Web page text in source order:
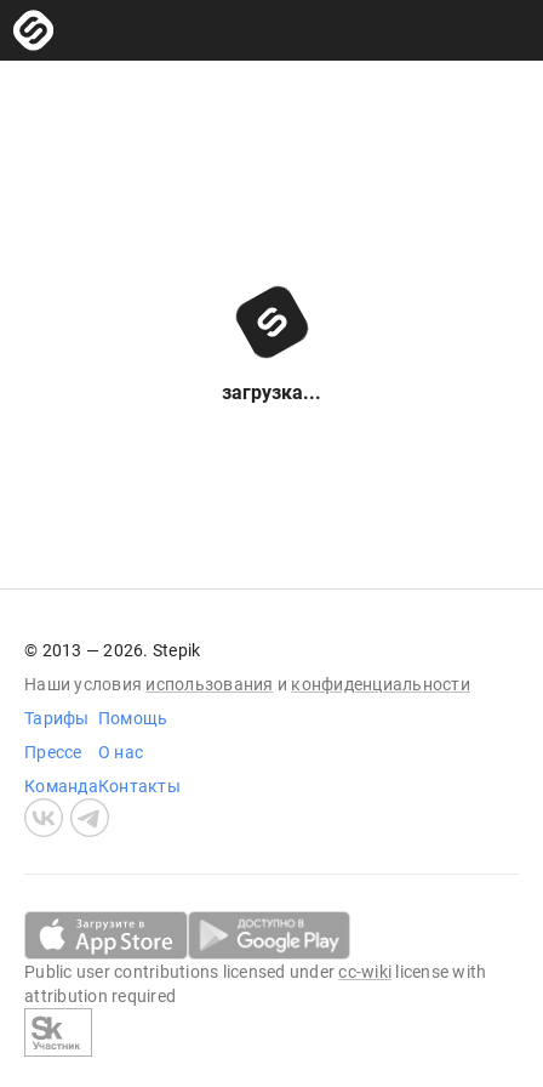
загрузка...
© 2013 — 2026. Stepik
Наши условия использования и конфиденциальности
Тарифы
Прессе
Команда
Помощь
О нас
Контакты
Public user contributions licensed undercc-wiki license with
attribution required